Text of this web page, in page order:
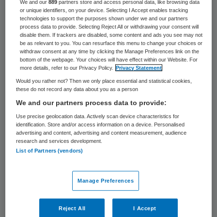
Sierra Leone heeft een tweede geval van
ebola vastgesteld, sinds het land in
november ebolavrij werd verklaard.
De infectie met het virus werd vastgesteld
bij een 38-jarige vrouw. Zij is familie en
hulpverlener van een 22-jarige vrouw die op
12 januari overleed. Later werd vastgesteld
dat die aan een ebola-infectie was
bezweken.
contact hebben gehad met de overleden
vrouw geïsoleerd om verspreiding te
voorkomen. De regering van Sierra Leone
We and our889 partners store and access personal data, like browsing data
or unique identifiers, on your device. Selecting I Accept enables tracking
technologies to support the purposes shown under we and our partners
process data to provide. Selecting Reject All or withdrawing your consent will
disable them. If trackers are disabled, some content and ads you see may not
be as relevant to you. You can resurface this menu to change your choices or
withdraw consent at any time by clicking the Manage Preferences link on the
bottom of the webpage. Your choices will have effect within our Website. For
more details, refer to our Privacy Policy.
Privacy Statement
Would you rather not? Then we only place essential and statistical cookies,
these do not record any data about you as a person
We and our partners process data to provide:
Use precise geolocation data. Actively scan device characteristics for
identification. Store and/or access information on a device. Personalised
advertising and content, advertising and content measurement, audience
research and services development.
List of Partners (vendors)
Manage Preferences
Reject All I Accept